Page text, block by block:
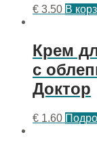
€ 3.50 В
Крем
с
Доктор
€ 1.60